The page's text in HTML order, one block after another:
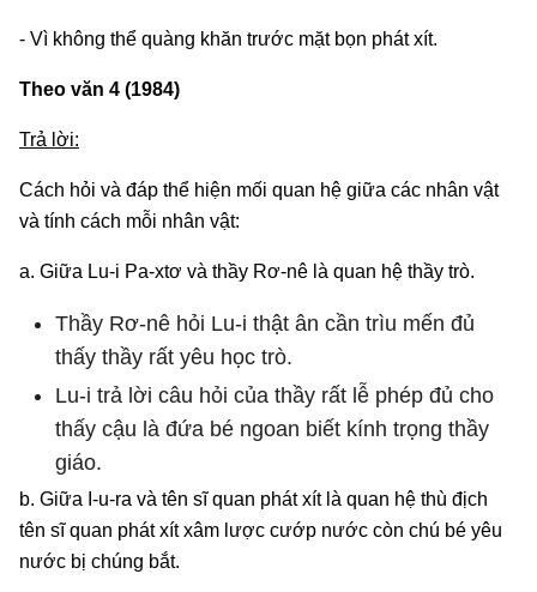
- Vì không thể quàng khăn trước mặt bọn phát xít.
Theo văn 4 (1984)
Trả lời:
Cách hỏi và đáp thể hiện mối quan hệ giữa các nhân vật
và tính cách mỗi nhân vật:
a. Giữa Lu-i Pa-xtơ và thầy Rơ-nê là quan hệ thầy trò.
Thầy Rơ-nê hỏi Lu-i thật ân cần trìu mến đủ
thấy thầy rất yêu học trò.
Lu-i trả lời câu hỏi của thầy rất lễ phép đủ cho
thấy cậu là đứa bé ngoan biết kính trọng thầy
giáo.
b. Giữa I-u-ra và tên sĩ quan phát xít là quan hệ thù địch
tên sĩ quan phát xít xâm lược cướp nước còn chú bé yêu
nước bị chúng bắt.